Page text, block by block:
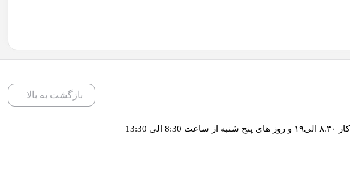
بازگشت به بالا